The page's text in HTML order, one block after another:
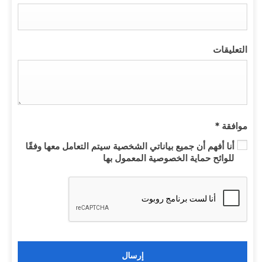
التعليقات
موافقة *
أنا أفهم أن جميع بياناتي الشخصية سيتم التعامل معها وفقًا
للوائح حماية الخصوصية المعمول بها
إرسال